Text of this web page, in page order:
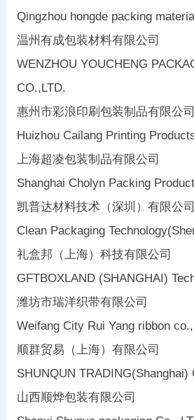
Qingzhou hongde packing
温州有成包装材料有限公司
WENZHOU YOUCHENG
CO.,LTD.
惠州市彩浪印刷包装制品有限公司
Huizhou Cailang Printing
上海超凌包装制品有限公司
Shanghai Cholyn Packing
凯普达材料技术（深圳）有限公司
Clean Packaging
礼盒邦（上海）科技有限公司
GFTBOXLAND (SHANGHAI)
潍坊市瑞洋织带有限公司
Weifang City Rui Yang ribbon
顺群贸易（上海）有限公司
SHUNQUN TRADING(Shanghai)
山西顺烨包装有限公司